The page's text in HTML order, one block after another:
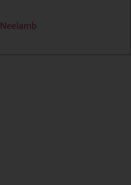
Neelamb